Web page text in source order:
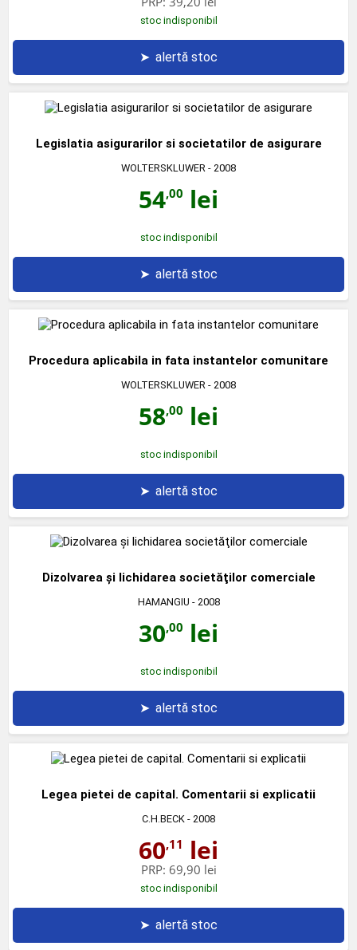
stoc indisponibil
➤ alertă stoc
Legislatia asigurarilor si societatilor de asigurare
WOLTERSKLUWER - 2008
54,00 lei
stoc indisponibil
➤ alertă stoc
Procedura aplicabila in fata instantelor comunitare
WOLTERSKLUWER - 2008
58,00 lei
stoc indisponibil
➤ alertă stoc
Dizolvarea şi lichidarea societăţilor comerciale
HAMANGIU - 2008
30,00 lei
stoc indisponibil
➤ alertă stoc
Legea pietei de capital. Comentarii si explicatii
C.H.BECK - 2008
60,11 lei
PRP: 69,90 lei
stoc indisponibil
➤ alertă stoc